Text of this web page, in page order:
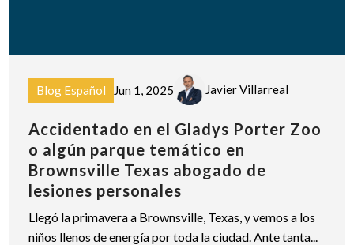
Blog Español Jun 1, 2025 Javier Villarreal
Accidentado en el Gladys Porter Zoo
o algún parque temático en
Brownsville Texas abogado de
lesiones personales
Llegó la primavera a Brownsville, Texas, y vemos a los
niños llenos de energía por toda la ciudad. Ante tanta...